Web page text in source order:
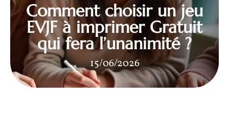
Comment choisir un jeu
EVJF à imprimer Gratuit
qui fera l’unanimité ?
15/06/2026